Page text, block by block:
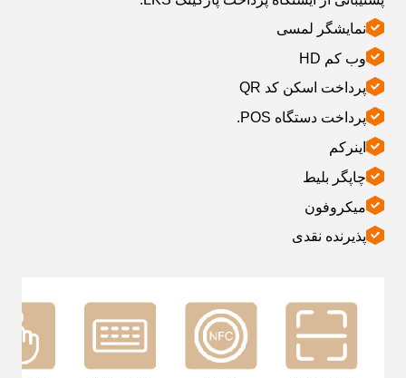
نمایشگر لمسی
وب کم HD
پرداخت اسکن کد QR
پرداخت دستگاه POS.
اینرکم
چاپگر بلیط
میکروفون
پذیرنده نقدی